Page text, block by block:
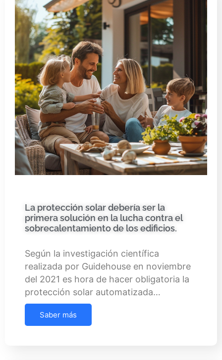
La protección solar debería ser la
primera solución en la lucha contra el
sobrecalentamiento de los edificios.
Según la investigación científica
realizada por Guidehouse en noviembre
del 2021 es hora de hacer obligatoria la
protección solar automatizada…
Saber más